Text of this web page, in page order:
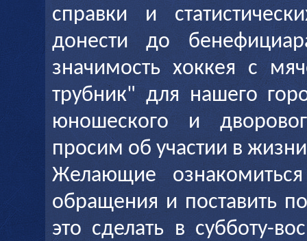
справки и
донести до
значимость хоккея с
трубник" для нашего
юношеского и
просим об участии в
Желающие
обращения и поставить
это сделать в субботу-